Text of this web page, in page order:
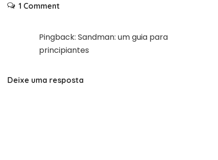
1 Comment
Pingback: Sandman: um guia para
principiantes
Deixe uma resposta